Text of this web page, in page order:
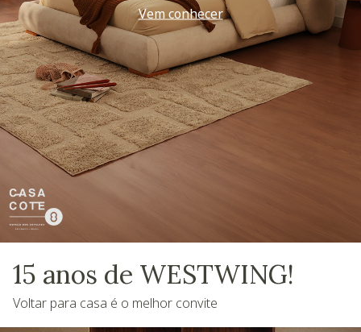
Vem conhecer
15 anos de WESTWING!
Voltar para casa é o melhor convite